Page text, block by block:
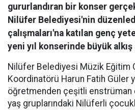
gururlandıran bir konser
Nilüfer Belediyesi'nin
çalışmaları'na katılan genç
yeni yıl konserinde büyük alkış
Nilüfer Belediyesi Müzik Eğitim
Koordinatörü Harun Fatih Güler
öğretmenden çeşitli enstrüman
yaş gruplarındaki Nilüferli